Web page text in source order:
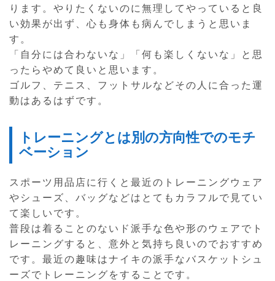
ります。やりたくないのに無理してやっていると良
い効果が出ず、心も身体も病んでしまうと思いま
す。
「自分には合わないな」「何も楽しくないな」と思
ったらやめて良いと思います。
ゴルフ、テニス、フットサルなどその人に合った運
動はあるはずです。
トレーニングとは別の方向性でのモチ
ベーション
スポーツ用品店に行くと最近のトレーニングウェア
やシューズ、バッグなどはとてもカラフルで見てい
て楽しいです。
普段は着ることのないド派手な色や形のウェアでト
レーニングすると、意外と気持ち良いのでおすすめ
です。最近の趣味はナイキの派手なバスケットシュ
ーズでトレーニングをすることです。